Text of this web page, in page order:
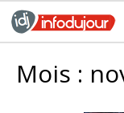
Aller
au
Mois :